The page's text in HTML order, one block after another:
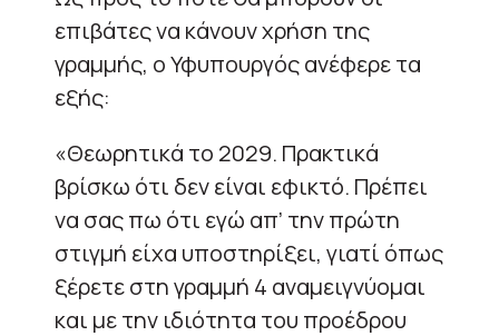
επιβάτες να κάνουν χρήση της
γραμμής, ο Υφυπουργός ανέφερε τα
εξής:
«Θεωρητικά το 2029. Πρακτικά
βρίσκω ότι δεν είναι εφικτό. Πρέπει
να σας πω ότι εγώ απ’ την πρώτη
στιγμή είχα υποστηρίξει, γιατί όπως
ξέρετε στη γραμμή 4 αναμειγνύομαι
και με την ιδιότητα του προέδρου